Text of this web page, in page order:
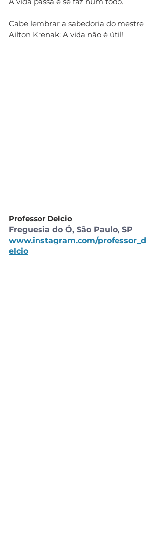
Cabe lembrar a sabedoria do mestre
Ailton Krenak: A vida não é útil!
Professor Delcio
Freguesia do Ó, São Paulo, SP
www.instagram.com/professor_d
elcio